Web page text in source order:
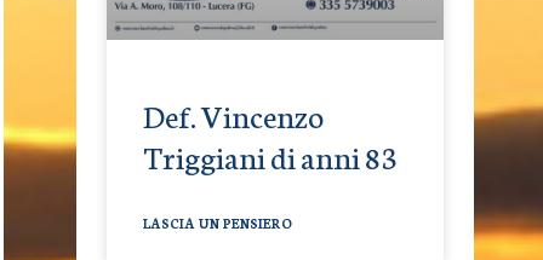
Def. Vincenzo
Triggiani di anni 83
LASCIA UN PENSIERO